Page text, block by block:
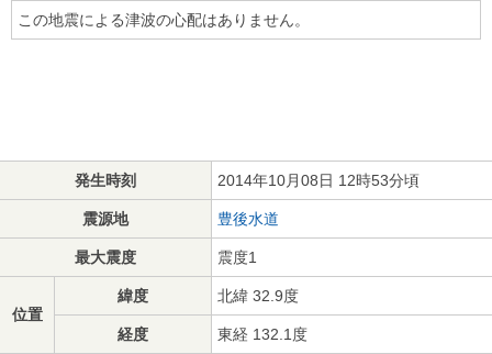
この地震による津波の心配はありません。
発生時刻 2014年10月08日 12時53分頃
震源地 豊後水道
最大震度 震度1
位置
緯度 北緯 32.9度
経度 東経 132.1度